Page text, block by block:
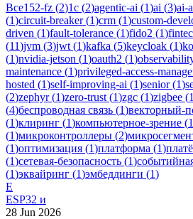
Все152-fz (2)1c (2)agentic-ai (1)ai (3)ai-
(1)circuit-breaker(1)crm (1)custom-
driven (1)fault-tolerance (1)fido2 (1)
(11)jvm (3)jwt (1)kafka (5)keycloak (1)
(1)nvidia-jetson (1)oauth2 (1)
maintenance (1)privileged-access-
hosted (1)self-improving-ai (1)senior(1)
(2)zephyr(1)zero-trust (1)zgc (1)zigbee (1
(4)беспроводная связь (1)векторный-
(1)клиринг (1)компьютерное-зрение (1
(1)микроконтроллеры (2)
(1)оптимизация (1)платформа (1)
(1)сетевая-безопасность (1)
(1)эквайринг (1)эмбеддинги (1)
E
ESP32 и
28 Jun 2026